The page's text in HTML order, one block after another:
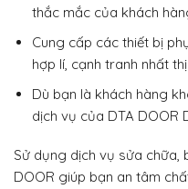
thắc mắc của khách
Cung cấp các thiết bị
hợp lí, cạnh tranh nhất
Dù bạn là khách hàng
dịch vụ của DTA DOOR
Sử dụng dịch vụ sửa chữa,
DOOR giúp bạn an tâm